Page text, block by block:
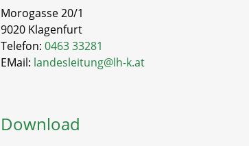
Morogasse 20/1
9020 Klagenfurt
Telefon: 0463 33281
EMail: landesleitung@lh-k.at
Download